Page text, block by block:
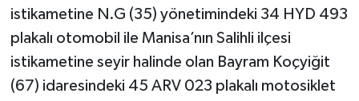
istikametine N.G (35) yönetimindeki 34 HYD 493
plakalı otomobil ile Manisa’nın Salihli ilçesi
istikametine seyir halinde olan Bayram Koçyiğit
(67) idaresindeki 45 ARV 023 plakalı motosiklet